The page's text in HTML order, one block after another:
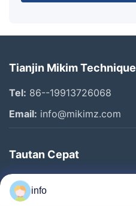
Tianjin Mikim
Tel: 86--19913726068
Email: info@mikimz.com
Tautan Cepat
Rumah
Produk
info